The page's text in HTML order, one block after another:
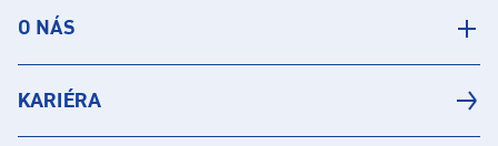
O NÁS
KARIÉRA